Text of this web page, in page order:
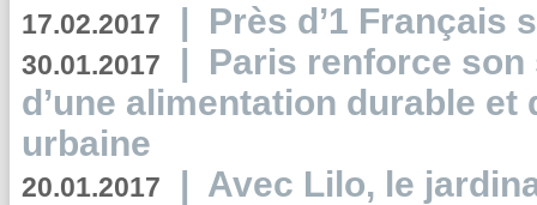
17.02.2017 | Près d’1 Français
30.01.2017 | Paris renforce
d’une alimentation durable et
urbaine
20.01.2017 | Avec Lilo, le